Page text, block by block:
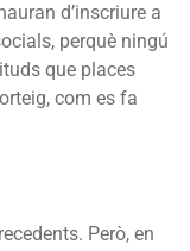
d’inscriure a
perquè ningú
que places
com es fa
Però, en